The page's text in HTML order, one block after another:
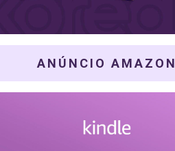
ANÚNCIO AMAZON